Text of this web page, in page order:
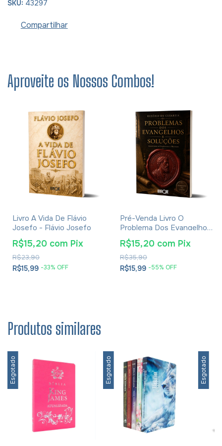
SKU: 43297
Compartilhar
Aproveite os Nossos Combos!
Livro A Vida De Flávio
Josefo - Flávio Josefo
R$15,99 -33% OFF
R$23,90
R$15,20 com Pix
Pré-Venda Livro O
Problema Dos Evangelhos
E Soluções- Eusébio De
Cesareia
R$15,99 -55% OFF
R$35,90
R$15,20 com Pix
Produtos similares
Esgotado Esgotado Esgotado